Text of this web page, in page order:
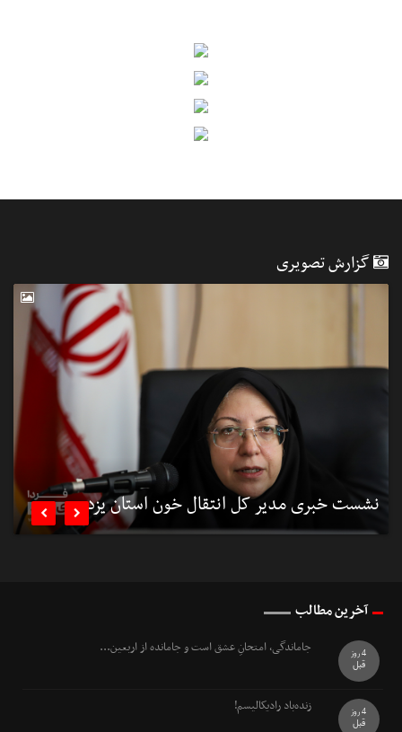
گزارش تصویری
نشست خبری مدیر کل انتقال خون استان یزد  
آخرین مطالب
جاماندگی، امتحانِ عشق است و جامانده از اربعین...
4 روز
قبل
زنده‌باد رادیکالیسم!
4 روز
قبل